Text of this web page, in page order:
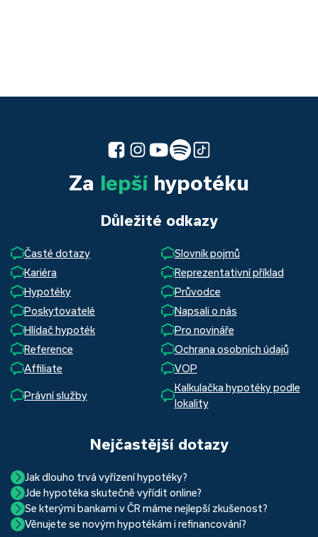
Za lepšíhypotéku
Důležité odkazy
Časté dotazy
Slovník pojmů
Kariéra
Reprezentativní příklad
Hypotéky
Průvodce
Poskytovatelé
Napsali o nás
Hlídač hypoték
Pro novináře
Reference
Ochrana osobních údajů
Affiliate
VOP
Právní služby
Kalkulačka hypotéky podle
lokality
Nejčastější dotazy
Jak dlouho trvá vyřízení hypotéky?
Hypotéka se dá zvládnout za měsíc i za tři. Nejčastěji její
uzavření trvá okolo 2 měsíců. Důvodem je především
schvalovací proces na straně bank. Existuje však řada cest,
Jde hypotéka skutečně vyřídit online?
Ano, skutečně jde. Díky moderním technologiím, které
používáme, již do banky při vyřizování hypotéky skutečně
Se kterými bankami v ČR máme nejlepší zkušenost?
Nejvíce proklientská je určitě Hypoteční banka. Svou
Věnujete se novým hypotékám i refinancování?